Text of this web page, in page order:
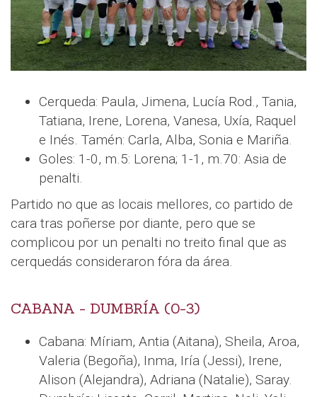
Cerqueda: Paula, Jimena, Lucía Rod., Tania,
Tatiana, Irene, Lorena, Vanesa, Uxía, Raquel
e Inés. Tamén: Carla, Alba, Sonia e Mariña.
Goles: 1-0, m.5: Lorena; 1-1, m.70: Asia de
penalti.
Partido no que as locais mellores, co partido de
cara tras poñerse por diante, pero que se
complicou por un penalti no treito final que as
cerquedás consideraron fóra da área.
CABANA - DUMBRÍA (0-3)
Cabana: Míriam, Antia (Aitana), Sheila, Aroa,
Valeria (Begoña), Inma, Iría (Jessi), Irene,
Alison (Alejandra), Adriana (Natalie), Saray.